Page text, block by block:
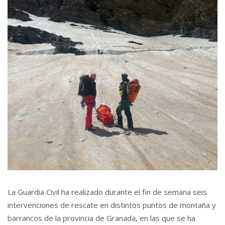
La Guardia Civil ha realizado durante el fin de semana seis
intervenciones de rescate en distintos puntos de montaña y
barrancos de la provincia de Granada, en las que se ha